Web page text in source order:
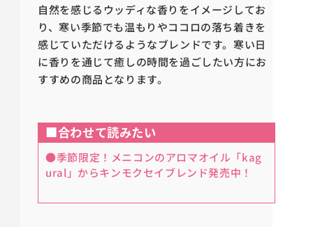
自然を感じるウッディな香りをイメージしてお
り、寒い季節でも温もりやココロの落ち着きを
感じていただけるようなブレンドです。寒い日
に香りを通じて癒しの時間を過ごしたい方にお
すすめの商品となります。
■合わせて読みたい
●季節限定！メニコンのアロマオイル「kag
ural」からキンモクセイブレンド発売中！